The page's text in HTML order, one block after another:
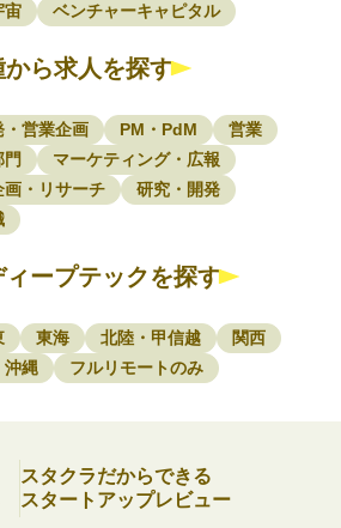
宙 ベンチャーキャピタル
から求人を探す
・営業企画 PM・PdM
営業
マーケティング・広報
画・リサーチ
研究・開発
ィープテックを探す
東海 北陸・甲信越
関西
沖縄 フルリモートのみ
スタクラだからできる
スタートアップレビュー